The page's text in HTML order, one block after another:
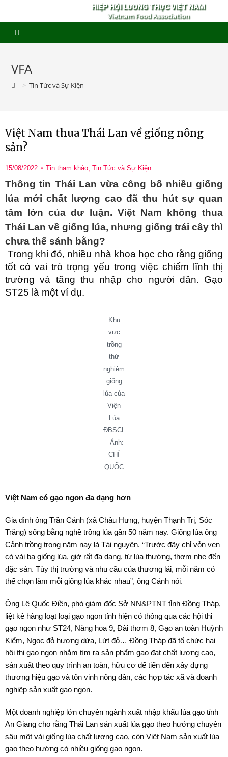
HIỆP HỘI LƯƠNG THỰC VIỆT NAM
Vietnam Food Association
VFA
> Tin Tức và Sự Kiện
Việt Nam thua Thái Lan về giống nông
sản?
15/08/2022 Tin tham khảo, Tin Tức và Sự Kiện
Thông tin Thái Lan vừa công bố nhiều giống
lúa mới chất lượng cao đã thu hút sự quan
tâm lớn của dư luận. Việt Nam không thua
Thái Lan về giống lúa, nhưng giống trái cây thì
chưa thể sánh bằng?
Trong khi đó, nhiều nhà khoa học cho rằng giống
tốt có vai trò trọng yếu trong việc chiếm lĩnh thị
trường và tăng thu nhập cho người dân. Gạo
ST25 là một ví dụ.
Khu
vực
trồng
thử
nghiệm
giống
lúa của
Viện
Lúa
ĐBSCL
– Ảnh:
CHÍ
QUỐC
Việt Nam có gạo ngon đa dạng hơn
Gia đình ông Trần Cảnh (xã Châu Hưng, huyện Thạnh Trị, Sóc
Trăng) sống bằng nghề trồng lúa gần 50 năm nay. Giống lúa ông
Cảnh trồng trong năm nay là Tài nguyên. “Trước đây chỉ vỏn vẹn
có vài ba giống lúa, giờ rất đa dạng, từ lúa thường, thơm nhẹ đến
đặc sản. Tùy thị trường và nhu cầu của thương lái, mỗi năm có
thể chọn làm mỗi giống lúa khác nhau”, ông Cảnh nói.
Ông Lê Quốc Điền, phó giám đốc Sở NN&PTNT tỉnh Đồng Tháp,
liệt kê hàng loạt loại gạo ngon tỉnh hiện có thông qua các hội thi
gạo ngon như ST24, Nàng hoa 9, Đài thơm 8, Gạo an toàn Huỳnh
Kiểm, Ngọc đỏ hương dứa, Lứt đỏ… Đồng Tháp đã tổ chức hai
hội thi gạo ngon nhằm tìm ra sản phẩm gạo đạt chất lượng cao,
sản xuất theo quy trình an toàn, hữu cơ để tiến đến xây dựng
thương hiệu gạo và tôn vinh nông dân, các hợp tác xã và doanh
nghiệp sản xuất gạo ngon.
Một doanh nghiệp lớn chuyên ngành xuất nhập khẩu lúa gạo tỉnh
An Giang cho rằng Thái Lan sản xuất lúa gạo theo hướng chuyên
sâu một vài giống lúa chất lượng cao, còn Việt Nam sản xuất lúa
gạo theo hướng có nhiều giống gạo ngon.